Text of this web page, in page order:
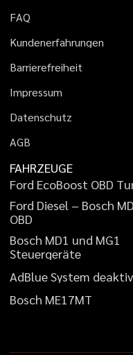
FAQ
Kundenerfahrungen
Barrierefreiheit
Impressum
Datenschutz
AGB
FAHRZEUGE
Ford EcoBoost OBD Tu
Ford Diesel – Bosch MD
OBD
Bosch MD1 und MG1
Steuergeräte
AdBlueSystem deaktiv
Bosch ME17MT